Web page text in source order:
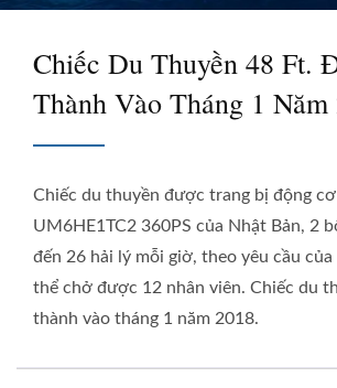
Chiếc Du Thuyền 48 Ft.
Thành Vào Tháng 1 Năm
Chiếc du thuyền được trang bị động cơ
UM6HE1TC2 360PS của Nhật Bản, 2
đến 26 hải lý mỗi giờ, theo yêu cầu
thể chở được 12 nhân viên. Chiếc du
thành vào tháng 1 năm 2018.